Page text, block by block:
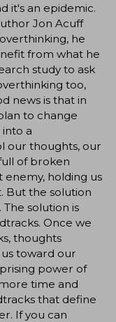
it's an epidemic.
Jon Acuff
he
from what he
study to ask
too,
news is that in
to change
a
our thoughts, our
of broken
holding us
But the solution
solution is
Once we
thoughts
toward our
power of
time and
that define
If you can